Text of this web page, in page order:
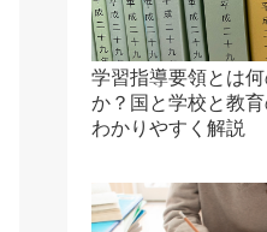
学習指導要領とは
か？国と学校と教
わかりやすく解説